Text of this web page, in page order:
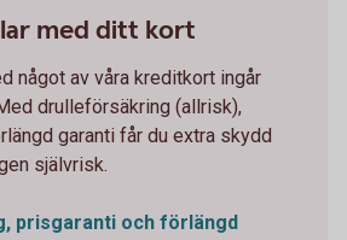
med ditt kort
något av våra kreditkort ingår
drulleförsäkring (allrisk),
garanti får du extra skydd
självrisk.
prisgaranti och förlängd